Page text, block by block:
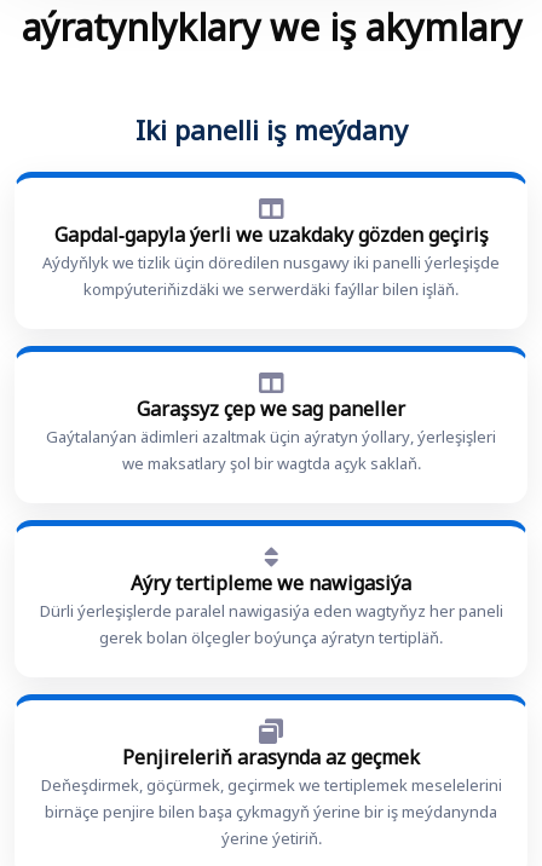
aýratynlyklary we iş akymlary
Iki panelli iş meýdany
Gapdal-gapyla ýerli we uzakdaky gözden geçiriş
Aýdyňlyk we tizlik üçin döredilen nusgawy iki panelli ýerleşişde
kompýuteriňizdäki we serwerdäki faýllar bilen işläň.
Garaşsyz çep we sag paneller
Gaýtalanýan ädimleri azaltmak üçin aýratyn ýollary, ýerleşişleri
we maksatlary şol bir wagtda açyk saklaň.
Aýry tertipleme we nawigasiýa
Dürli ýerleşişlerde paralel nawigasiýa eden wagtyňyz her paneli
gerek bolan ölçegler boýunça aýratyn tertipläň.
Penjireleriň arasynda az geçmek
Deňeşdirmek, göçürmek, geçirmek we tertiplemek meselelerini
birnäçe penjire bilen başa çykmagyň ýerine bir iş meýdanynda
ýerine ýetiriň.